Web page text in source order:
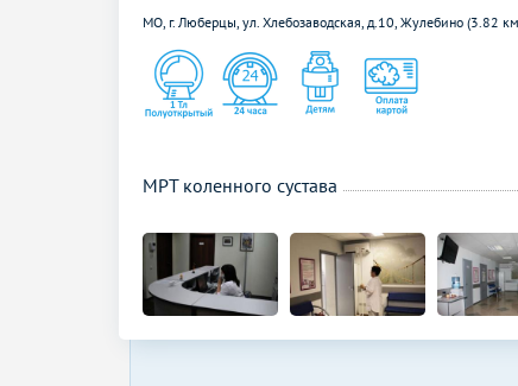
МО, г. Люберцы, ул. Хлебозаводская, д.10, Жулебино (3.82
МРТ коленного сустава